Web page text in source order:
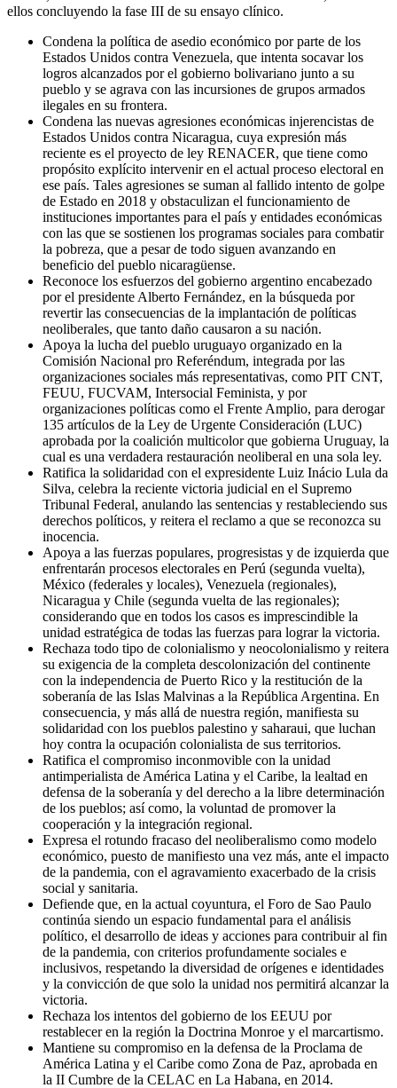
ellos concluyendo la fase III de su ensayo clínico.
Condena la política de asedio económico por parte de los
Estados Unidos contra Venezuela, que intenta socavar los
logros alcanzados por el gobierno bolivariano junto a su
pueblo y se agrava con las incursiones de grupos armados
ilegales en su frontera.
Condena las nuevas agresiones económicas injerencistas de
Estados Unidos contra Nicaragua, cuya expresión más
reciente es el proyecto de ley RENACER, que tiene como
propósito explícito intervenir en el actual proceso electoral en
ese país. Tales agresiones se suman al fallido intento de golpe
de Estado en 2018 y obstaculizan el funcionamiento de
instituciones importantes para el país y entidades económicas
con las que se sostienen los programas sociales para combatir
la pobreza, que a pesar de todo siguen avanzando en
beneficio del pueblo nicaragüense.
Reconoce los esfuerzos del gobierno argentino encabezado
por el presidente Alberto Fernández, en la búsqueda por
revertir las consecuencias de la implantación de políticas
neoliberales, que tanto daño causaron a su nación.
Apoya la lucha del pueblo uruguayo organizado en la
Comisión Nacional pro Referéndum, integrada por las
organizaciones sociales más representativas, como PIT CNT,
FEUU, FUCVAM, Intersocial Feminista, y por
organizaciones políticas como el Frente Amplio, para derogar
135 artículos de la Ley de Urgente Consideración (LUC)
aprobada por la coalición multicolor que gobierna Uruguay, la
cual es una verdadera restauración neoliberal en una sola ley.
Ratifica la solidaridad con el expresidente Luiz Inácio Lula da
Silva, celebra la reciente victoria judicial en el Supremo
Tribunal Federal, anulando las sentencias y restableciendo sus
derechos políticos, y reitera el reclamo a que se reconozca su
inocencia.
Apoya a las fuerzas populares, progresistas y de izquierda que
enfrentarán procesos electorales en Perú (segunda vuelta),
México (federales y locales), Venezuela (regionales),
Nicaragua y Chile (segunda vuelta de las regionales);
considerando que en todos los casos es imprescindible la
unidad estratégica de todas las fuerzas para lograr la victoria.
Rechaza todo tipo de colonialismo y neocolonialismo y reitera
su exigencia de la completa descolonización del continente
con la independencia de Puerto Rico y la restitución de la
soberanía de las Islas Malvinas a la República Argentina. En
consecuencia, y más allá de nuestra región, manifiesta su
solidaridad con los pueblos palestino y saharaui, que luchan
hoy contra la ocupación colonialista de sus territorios.
Ratifica el compromiso inconmovible con la unidad
antimperialista de América Latina y el Caribe, la lealtad en
defensa de la soberanía y del derecho a la libre determinación
de los pueblos; así como, la voluntad de promover la
cooperación y la integración regional.
Expresa el rotundo fracaso del neoliberalismo como modelo
económico, puesto de manifiesto una vez más, ante el impacto
de la pandemia, con el agravamiento exacerbado de la crisis
social y sanitaria.
Defiende que, en la actual coyuntura, el Foro de Sao Paulo
continúa siendo un espacio fundamental para el análisis
político, el desarrollo de ideas y acciones para contribuir al fin
de la pandemia, con criterios profundamente sociales e
inclusivos, respetando la diversidad de orígenes e identidades
y la convicción de que solo la unidad nos permitirá alcanzar la
victoria.
Rechaza los intentos del gobierno de los EEUU por
restablecer en la región la Doctrina Monroe y el marcartismo.
Mantiene su compromiso en la defensa de la Proclama de
América Latina y el Caribe como Zona de Paz, aprobada en
la II Cumbre de la CELAC en La Habana, en 2014.